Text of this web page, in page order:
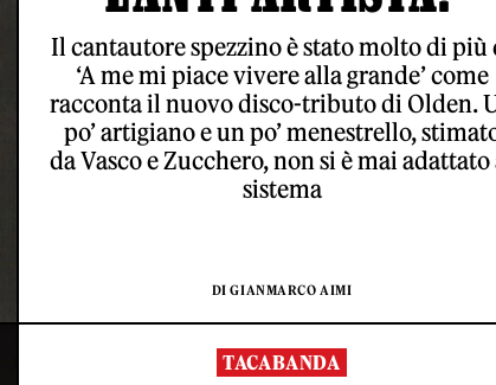
Il cantautore spezzino è stato molto di più
‘A me mi piace vivere alla grande’ come
racconta il nuovo disco-tributo di Olden.
po’ artigiano e un po’ menestrello,
da Vasco e Zucchero, non si è mai adattato
sistema
DI GIANMARCO AIMI
TACABANDA